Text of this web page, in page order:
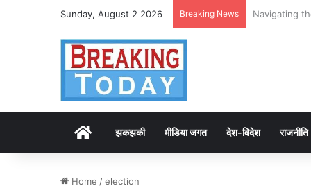
Sunday, August 2 2026 Breaking News Test Post
Homeझकझकी मीडिया जगत देश-विदेश राजनीति
Home /election